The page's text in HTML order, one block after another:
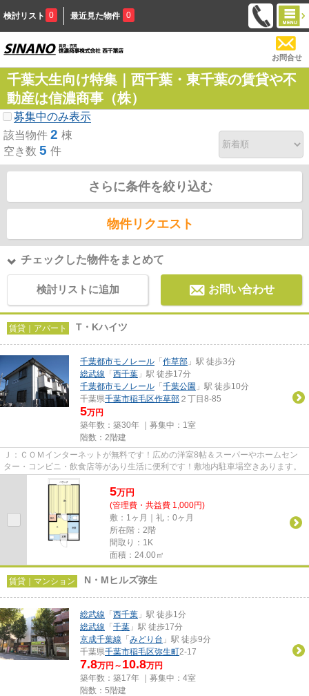
検討リスト 0 最近見た物件 0
お問合せ
千葉大生向け特集｜西千葉・東千葉の賃貸や不
動産は信濃商事（株）
募集中のみ表示
該当物件 2 棟
空き数 5 件
さらに条件を絞り込む
物件リクエスト
チェックした物件をまとめて
検討リストに追加 お問い合わせ
賃貸｜アパート T・Kハイツ
千葉都市モノレール 「 作草部 」駅 徒歩3分
総武線 「 西千葉 」駅 徒歩17分
千葉都市モノレール 「 千葉公園 」駅 徒歩10分
千葉県千葉市稲毛区作草部 ２丁目8-85
5万円
築年数：築30年 ｜募集中： 1室
階数：2階建
Ｊ：ＣＯＭインターネットが無料です！広めの洋室8帖＆スーパーやホームセン
ター・コンビニ・飲食店等があり生活に便利です！敷地内駐車場空きあります。
5万円
(管理費・共益費 1,000円)
敷：1ヶ月｜礼：0ヶ月
所在階：2階
間取り：1K
面積：24.00㎡
賃貸｜マンション N・Mヒルズ弥生
総武線 「 西千葉 」駅 徒歩1分
総武線 「 千葉 」駅 徒歩17分
京成千葉線 「 みどり台 」駅 徒歩9分
千葉県千葉市稲毛区弥生町2-17
7.8万円～ 10.8万円
築年数：築17年 ｜募集中： 4室
階数：5階建